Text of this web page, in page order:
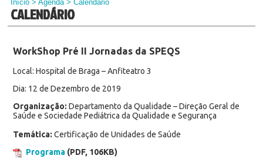
Início >Agenda> Calendário
CALENDÁRIO
WorkShop Pré II Jornadas da SPEQS
Local: Hospital de Braga – Anfiteatro 3
Dia: 12 de Dezembro de 2019
Organização: Departamento da Qualidade – Direção Geral de
Saúde e Sociedade Pediátrica da Qualidade e Segurança
Temática: Certificação de Unidades de Saúde
Programa(PDF, 106KB)